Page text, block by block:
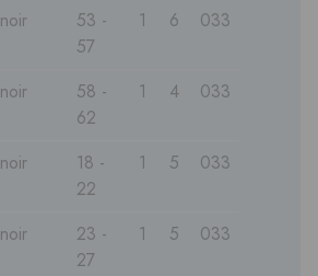
noir
53 -
57
1 6 033
noir
58 -
62
1 4 033
noir
18 -
22
1 5 033
noir
23 -
27
1 5 033